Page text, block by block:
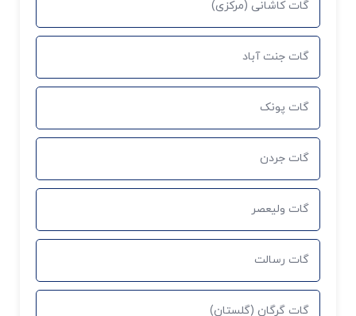
گات کاشانی (مرکزی)
گات جنت آباد
گات پونک
گات جردن
گات ولیعصر
گات رسالت
گات گرگان (گلستان)